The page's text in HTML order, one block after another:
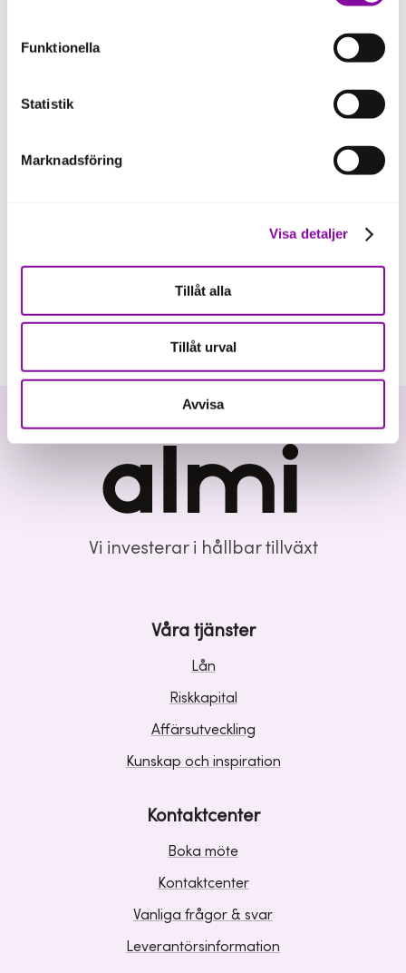
eller delning av information enligt ovan, inte att ske,
förutom för kakor som är nödvändiga för att hemsidan
ska fungera se mer under inställningar.
Funktionella
Statistik
Marknadsföring
Visa detaljer
Tillåt alla
Tillåt urval
Avvisa
Starta eget på rätt sätt
Vi investerar i hållbar tillväxt
Våra tjänster
Lån
Riskkapital
Affärsutveckling
Kunskap och inspiration
Kontaktcenter
Boka möte
Kontaktcenter
Vanliga frågor & svar
Leverantörsinformation